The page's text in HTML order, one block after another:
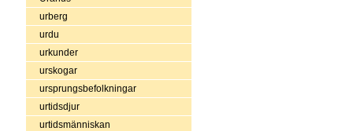
urberg
urdu
urkunder
urskogar
ursprungsbefolkningar
urtidsdjur
urtidsmänniskan